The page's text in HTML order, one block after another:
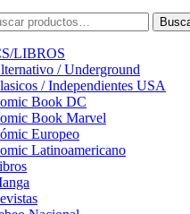
LIBROS
/ Underground
/ Independientes USA
Book DC
Book Marvel
Europeo
Latinoamericano